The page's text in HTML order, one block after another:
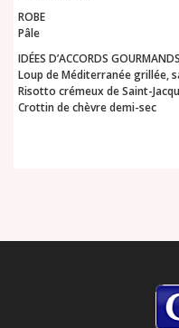
ROBE
Pâle
IDÉES D’ACCORDS GOURMANDS
Loup de Méditerranée grillée,
Risotto crémeux de Saint-
Crottin de chèvre demi-sec